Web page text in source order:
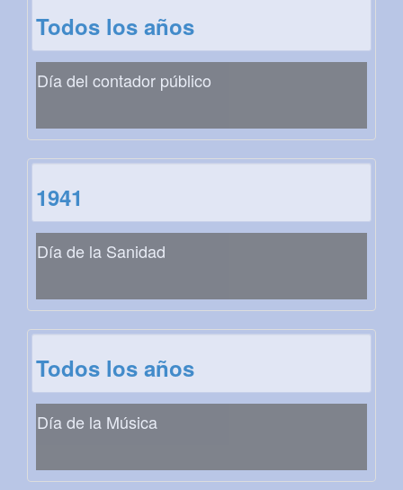
Todos los años
Día del contador público
1941
Día de la Sanidad
Todos los años
Día de la Música